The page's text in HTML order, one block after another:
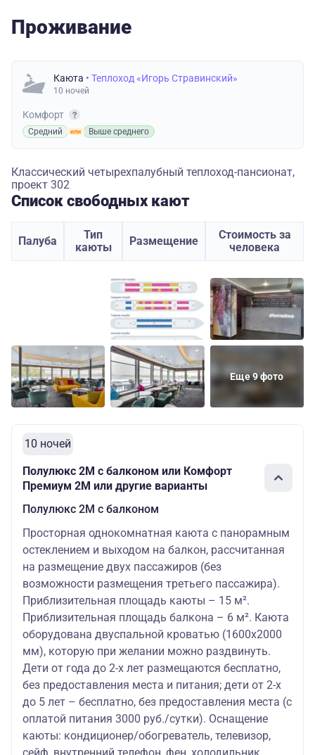
Проживание
Каюта • Теплоход «Игорь Стравинский»
10 ночей
Комфорт
Средний Выше среднего
Классический четырехпалубный теплоход-пансионат,
проект 302
Список свободных кают
Палуба
Тип
каюты
Размещение
Стоимость за
человека
Еще 9 фото
10 ночей
Полулюкс 2М с балконом или Комфорт
Премиум 2M или другие варианты
Полулюкс 2М с балконом
Просторная однокомнатная каюта с панорамным
остеклением и выходом на балкон, рассчитанная
на размещение двух пассажиров (без
возможности размещения третьего пассажира).
Приблизительная площадь каюты – 15 м².
Приблизительная площадь балкона – 6 м². Каюта
оборудована двуспальной кроватью (1600х2000
мм), которую при желании можно раздвинуть.
Дети от года до 2-х лет размещаются бесплатно,
без предоставления места и питания; дети от 2-х
до 5 лет – бесплатно, без предоставления места (с
оплатой питания 3000 руб./сутки). Оснащение
каюты: кондиционер/обогреватель, телевизор,
сейф, внутренний телефон, фен, холодильник,